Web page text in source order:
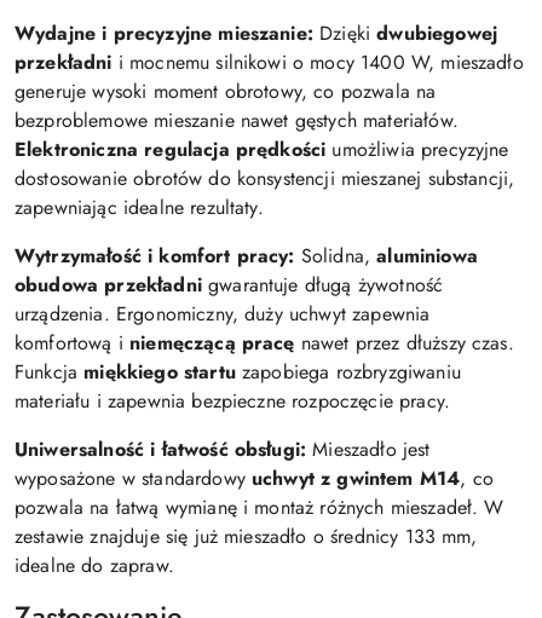
Wydajne i precyzyjne mieszanie: Dziękidwubiegowej
przekładni i mocnemu silnikowi o mocy 1400 W, mieszadło
generuje wysoki moment obrotowy, co pozwala na
bezproblemowe mieszanie nawet gęstych materiałów.
Elektroniczna regulacja prędkości umożliwia precyzyjne
dostosowanie obrotów do konsystencji mieszanej substancji,
zapewniając idealne rezultaty.
Wytrzymałość i komfort pracy: Solidna,aluminiowa
obudowa przekładnigwarantuje długą żywotność
urządzenia. Ergonomiczny, duży uchwyt zapewnia
komfortową i niemęczącą pracę nawet przez dłuższy czas.
Funkcja miękkiego startuzapobiega rozbryzgiwaniu
materiału i zapewnia bezpieczne rozpoczęcie pracy.
Uniwersalność i łatwość obsługi: Mieszadło jest
wyposażone w standardowy uchwyt z gwintem M14, co
pozwala na łatwą wymianę i montaż różnych mieszadeł. W
zestawie znajduje się już mieszadło o średnicy 133 mm,
idealne do zapraw.